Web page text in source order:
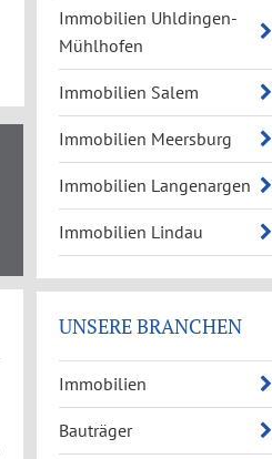
Immobilien Uhldingen-
Mühlhofen
Immobilien Salem
Immobilien Meersburg
Immobilien Langenargen
Immobilien Lindau
UNSERE BRANCHEN
Immobilien
Bauträger